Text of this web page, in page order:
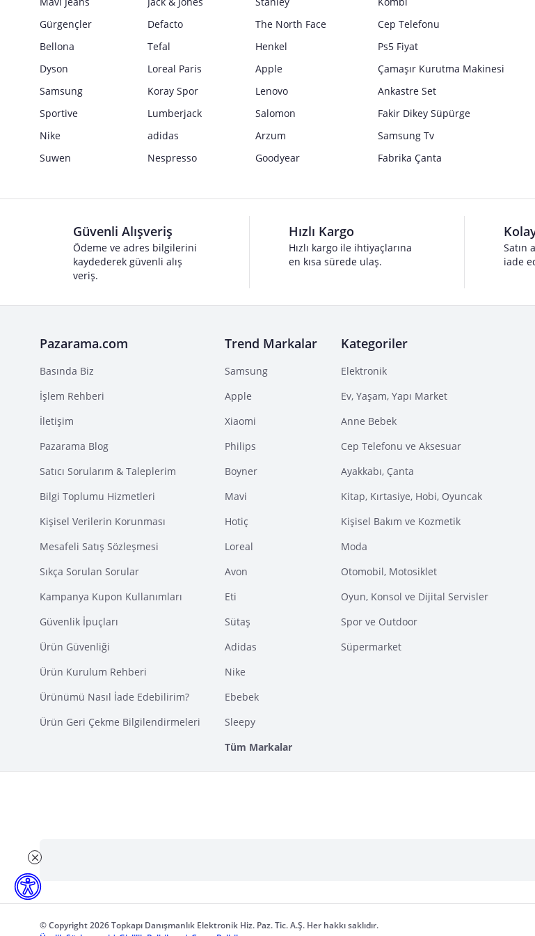
Gürgençler
Defacto
The North Face
Bellona
Tefal
Henkel
Dyson
Loreal Paris
Apple
Samsung
Koray Spor
Lenovo
Sportive
Lumberjack
Salomon
Nike
adidas
Arzum
Suwen
Nespresso Goodyear
Cep Telefonu
Ps5 Fiyat
Çamaşır Kurutma Makinesi
Ankastre Set
Fakir Dikey Süpürge
Samsung Tv
Fabrika Çanta
Güvenli Alışveriş
Ödeme ve adres bilgilerini
kaydederek güvenli alış
veriş.
Hızlı Kargo
Hızlı kargo ile ihtiyaçlarına
en kısa sürede ulaş.
Satın
iade
Pazarama.com
Basında Biz
İşlem Rehberi
İletişim
Pazarama Blog
Satıcı Sorularım & Taleplerim
Bilgi Toplumu Hizmetleri
Kişisel Verilerin Korunması
Mesafeli Satış Sözleşmesi
Sıkça Sorulan Sorular
Kampanya Kupon Kullanımları
Güvenlik İpuçları
Ürün Güvenliği
Ürün Kurulum Rehberi
Ürünümü Nasıl İade Edebilirim?
Ürün Geri Çekme Bilgilendirmeleri
Trend Markalar
Samsung
Apple
Xiaomi
Philips
Boyner
Mavi
Hotiç
Loreal
Avon
Eti
Sütaş
Adidas
Nike
Ebebek
Sleepy
Tüm Markalar
Kategoriler
Elektronik
Ev, Yaşam, Yapı Market
Anne Bebek
Cep Telefonu ve Aksesuar
Ayakkabı, Çanta
Kitap, Kırtasiye, Hobi, Oyuncak
Kişisel Bakım ve Kozmetik
Moda
Otomobil, Motosiklet
Oyun, Konsol ve Dijital Servisler
Spor ve Outdoor
Süpermarket
© Copyright 2026 Topkapı Danışmanlık Elektronik Hiz. Paz. Tic. A.Ş. Her hakkı saklıdır.